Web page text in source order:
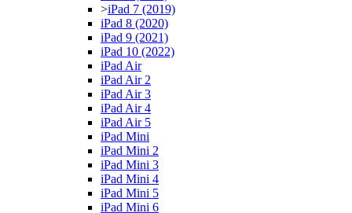
>iPad 7 (2019)
iPad 8 (2020)
iPad 9 (2021)
iPad 10 (2022)
iPad Air
iPad Air 2
iPad Air 3
iPad Air 4
iPad Air 5
iPad Mini
iPad Mini 2
iPad Mini 3
iPad Mini 4
iPad Mini 5
iPad Mini 6